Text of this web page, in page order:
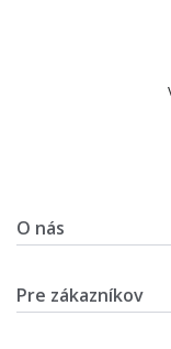
O nás
Pre zákazníkov